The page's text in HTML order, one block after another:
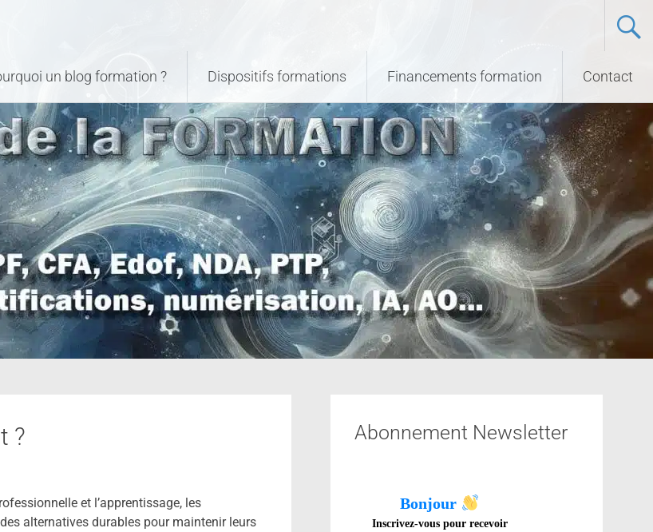
un blog formation ? Dispositifs formations Financements formation Contact
?
et l’apprentissage, les
alternatives durables pour maintenir leurs
Abonnement Newsletter
Bonjour
Inscrivez-vous pour recevoir